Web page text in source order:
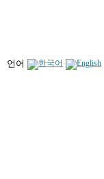
언어